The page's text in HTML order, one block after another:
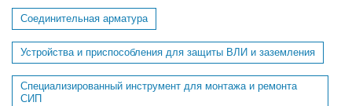
Соединительная арматура
Устройства и приспособления для защиты ВЛИ и заземления
Специализированный инструмент для монтажа и ремонта
СИП